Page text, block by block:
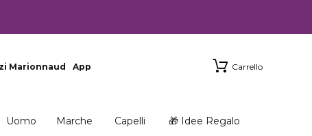
Marionnaud App Carrello
Uomo Marche Capelli 🎁 Idee Regalo